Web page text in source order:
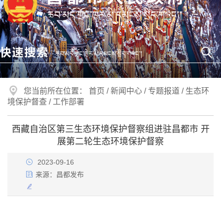
您当前所在位置： 首页 /新闻中心 / 专题报道 / 生态环
境保护督查 / 工作部署
西藏自治区第三生态环境保护督察组进驻昌都市 开
展第二轮生态环境保护督察
2023-09-16
来源： 昌都发布